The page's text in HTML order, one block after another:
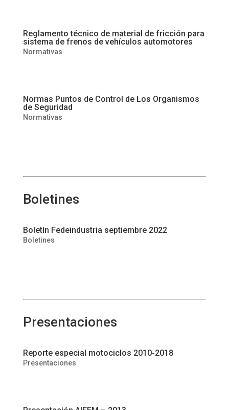
Reglamento técnico de material de fricción para
sistema de frenos de vehículos automotores
Normativas
Normas Puntos de Control de Los Organismos
de Seguridad
Normativas
Boletines
Boletín Fedeindustria septiembre 2022
Boletines
Presentaciones
Reporte especial motociclos 2010-2018
Presentaciones